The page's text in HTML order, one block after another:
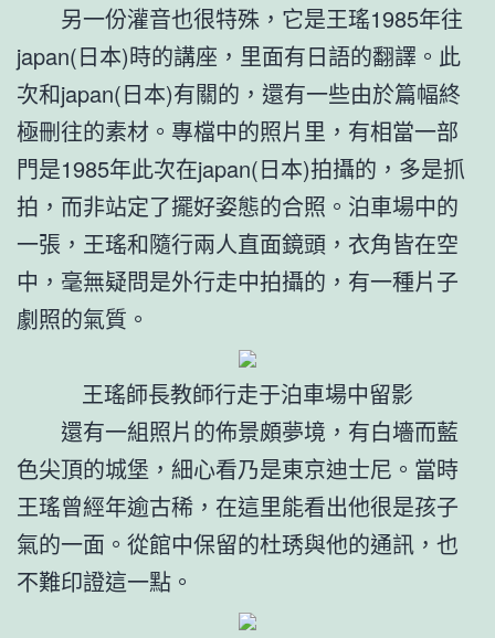
另一份灌音也很特殊，它是王瑤1985年往
japan(日本)時的講座，里面有日語的翻譯。此
次和japan(日本)有關的，還有一些由於篇幅終
極刪往的素材。專檔中的照片里，有相當一部
門是1985年此次在japan(日本)拍攝的，多是抓
拍，而非站定了擺好姿態的合照。泊車場中的
一張，王瑤和隨行兩人直面鏡頭，衣角皆在空
中，毫無疑問是外行走中拍攝的，有一種片子
劇照的氣質。
王瑤師長教師行走于泊車場中留影
還有一組照片的佈景頗夢境，有白墻而藍
色尖頂的城堡，細心看乃是東京迪士尼。當時
王瑤曾經年逾古稀，在這里能看出他很是孩子
氣的一面。從館中保留的杜琇與他的通訊，也
不難印證這一點。